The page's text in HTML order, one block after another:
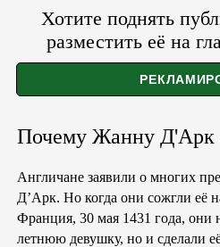
Хотите поднять
разместить её на
Почему Жанну Д'Арк
Англичане заявили о многих
Д’Арк. Но когда они сожгли её
Франция, 30 мая 1431 года, они
летнюю девушку, но и сделали